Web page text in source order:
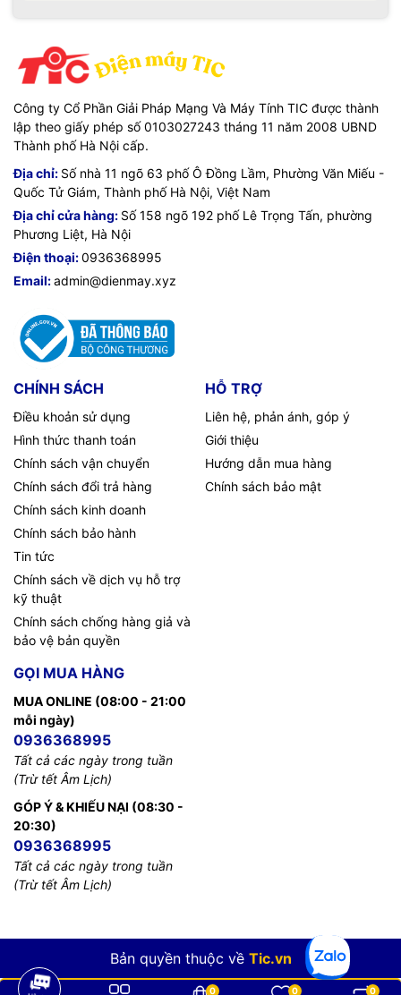
Công ty Cổ Phần Giải Pháp Mạng Và Máy Tính TIC được thành
lập theo giấy phép số 0103027243 tháng 11 năm 2008 UBND
Thành phố Hà Nội cấp.
Địa chỉ: Số nhà 11 ngõ 63 phố Ô Đồng Lầm, Phường Văn Miếu -
Quốc Tử Giám, Thành phố Hà Nội, Việt Nam
Địa chỉ cửa hàng: Số 158 ngõ 192 phố Lê Trọng Tấn, phường
Phương Liệt, Hà Nội
Điện thoại:0936368995
Email:admin@dienmay.xyz
CHÍNH SÁCH
Điều khoản sử dụng
Hình thức thanh toán
Chính sách vận chuyển
Chính sách đổi trả hàng
Chính sách kinh doanh
Chính sách bảo hành
Tin tức
Chính sách về dịch vụ hỗ trợ
kỹ thuật
Chính sách chống hàng giả và
bảo vệ bản quyền
HỖ TRỢ
Liên hệ, phản ánh, góp ý
Giới thiệu
Hướng dẫn mua hàng
Chính sách bảo mật
GỌI MUA HÀNG
MUA ONLINE (08:00 - 21:00
mỗi ngày)
0936368995
Tất cả các ngày trong tuần
(Trừ tết Âm Lịch)
GÓP Ý & KHIẾU NẠI (08:30 -
20:30)
0936368995
Tất cả các ngày trong tuần
(Trừ tết Âm Lịch)
Bản quyền thuộc về Tic.vn
0 0 0